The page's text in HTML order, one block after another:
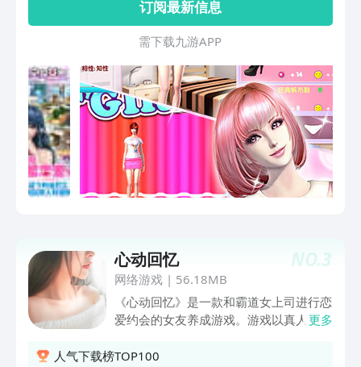
全开放，为色彩变幻带来会呼吸的魔法。
点亮你的专属穿搭灵感，定制专属美丽时
刻。【无限创意呈现，DIY专属服饰】
DIY你心中的旷世大作，体验从挑选面
料、调整版型、设计独家纹样，一手主导
衣服从布料到成品的全过程。【衣橱拍照
家园拍照迎来全面优化】拍照系统迎来全
新升级，放开镜头范围限制，增加更多实
用功能，让合伙人们可以随心调整视角与
构图，享受前所未有的自由拍照新体验！
以更加独特和个性化的视角，更深度地饱
自由建造】——家园进阶建造模式、家园
建造积木模块全新上线全新家园玩法中可
随心选择重叠摆放家具、调整家具高度、
对家具进行旋转操作、更重要的是家具摆
放可以自由选择是否按照网格摆放！家园
支持144自由染色！梦幻家园现在开始动
一剧情，还可以为心爱女友穿衣打扮，为
女友实现明星梦，拥有明星女友。打造你
的专属女友，这个夏天，让我们一起恋爱
吧！
订阅最新信息
需 下 载 九 游 A P P
NO.3
心动回忆
网络游戏| 56.18MB
《心动回忆》是一款和霸道女上司进行恋
爱约会的女友养成游戏。游戏以真人第一
实的爱给最真实的你。此外各种真人视频
更多
人气下载榜TOP100